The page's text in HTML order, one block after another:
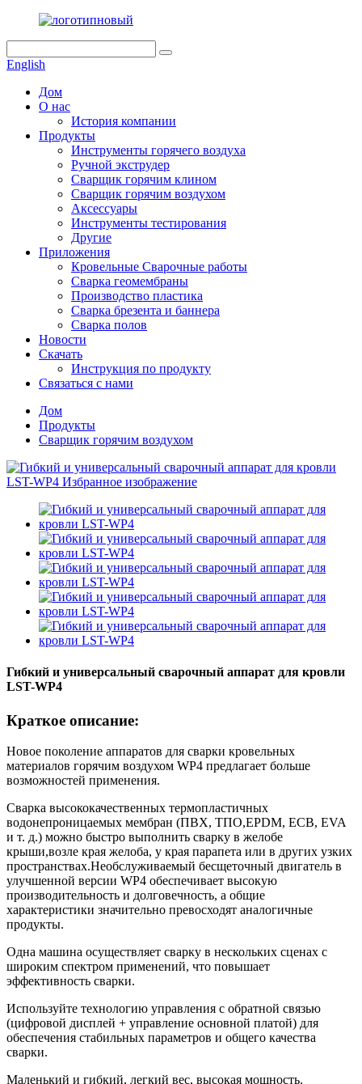
English
Дом
О нас
История компании
Продукты
Инструменты горячего воздуха
Ручной экструдер
Сварщик горячим клином
Сварщик горячим воздухом
Аксессуары
Инструменты тестирования
Другие
Приложения
Кровельные Сварочные работы
Сварка геомембраны
Производство пластика
Сварка брезента и баннера
Сварка полов
Новости
Скачать
Инструкция по продукту
Связаться с нами
Дом
Продукты
Сварщик горячим воздухом
Гибкий и универсальный сварочный аппарат для кровли
LST-WP4
Краткое описание:
Новое поколение аппаратов для сварки кровельных
материалов горячим воздухом WP4 предлагает больше
возможностей применения.
Сварка высококачественных термопластичных
водонепроницаемых мембран (ПВХ, ТПО,EPDM, ECB, EVA
и т. д.) можно быстро выполнить сварку в желобе
крыши,возле края желоба, у края парапета или в других узких
пространствах.Необслуживаемый бесщеточный двигатель в
улучшенной версии WP4 обеспечивает высокую
производительность и долговечность, а общие
характеристики значительно превосходят аналогичные
продукты.
Одна машина осуществляет сварку в нескольких сценах с
широким спектром применений, что повышает
эффективность сварки.
Используйте технологию управления с обратной связью
(цифровой дисплей + управление основной платой) для
обеспечения стабильных параметров и общего качества
сварки.
Маленький и гибкий, легкий вес, высокая мощность.